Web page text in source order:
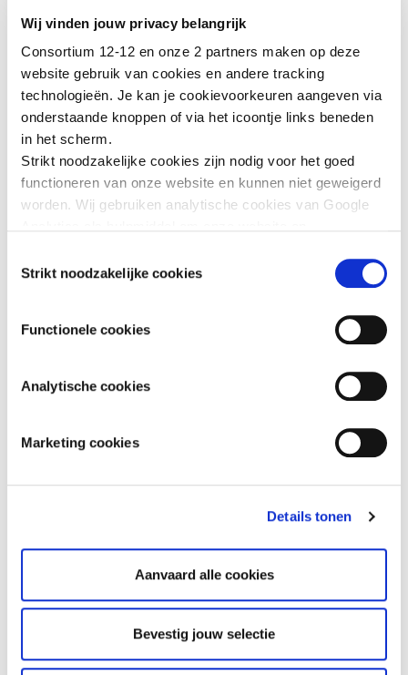
Wij vinden jouw privacy belangrijk
Consortium 12-12 en onze 2 partners maken op deze
website gebruik van cookies en andere tracking
technologieën. Je kan je cookievoorkeuren aangeven via
onderstaande knoppen of via het icoontje links beneden
in het scherm.
Strikt noodzakelijke cookies zijn nodig voor het goed
functioneren van onze website en kunnen niet geweigerd
worden. Wij gebruiken analytische cookies van Google
zorgen ervoor dat je de embedded video’s van YouTube
spamfilter te activeren. Wij en onze partners gebruiken
marketingcookies om je surfgedrag in kaart te brengen
er meer over in onze
Strikt noodzakelijke cookies
Functionele cookies
Analytische cookies
Marketing cookies
Details tonen
Aanvaard alle cookies
Bevestig jouw selectie
nodig had, kon ik eindelijk opnieuw de controle nemen over mijn
leven, en dat van mijn kinderen.”
Maar de obstakels blijven enorm. Het staakt-het-vuren is al
meermaals geschonden, en humanitaire hulp wordt nog steeds
bemoeilijkt door de Israëlische blokkade. De trauma’s zullen
generaties lang doorwerken. Deze genocide laat littekens achter
voor het leven.
GERELATEERD NIEUWS